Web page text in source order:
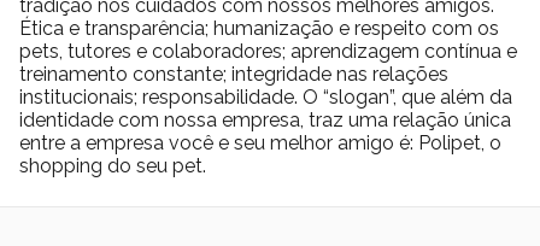
tradição nos cuidados com nossos melhores amigos.
Ética e transparência; humanização e respeito com os
pets, tutores e colaboradores; aprendizagem contínua e
treinamento constante; integridade nas relações
institucionais; responsabilidade. O “slogan”, que além da
identidade com nossa empresa, traz uma relação única
entre a empresa você e seu melhor amigo é: Polipet, o
shopping do seu pet.